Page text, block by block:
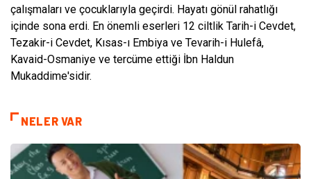
çalışmaları ve çocuklarıyla ge­çirdi. Hayatı gönül rahatlığı
içinde sona erdi. En önemli eserleri 12 ciltlik Tarih-i Cevdet,
Tezakir-i Cevdet, Kısas-ı Embiya ve Tevarih-i Hulefâ,
Kavaid-Osmaniye ve tercüme ettiği İbn Haldun
Mukaddime'sidir.
NELER VAR